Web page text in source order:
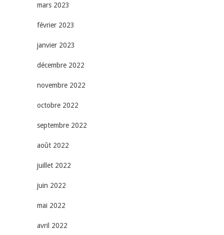
mars 2023
février 2023
janvier 2023
décembre 2022
novembre 2022
octobre 2022
septembre 2022
août 2022
juillet 2022
juin 2022
mai 2022
avril 2022